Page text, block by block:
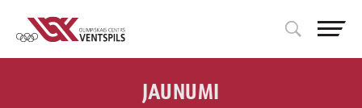
JAUNUMI